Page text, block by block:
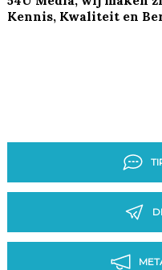
Kennis, Kwaliteit en